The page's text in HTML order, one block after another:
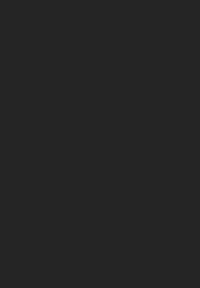
Bir Şölen: